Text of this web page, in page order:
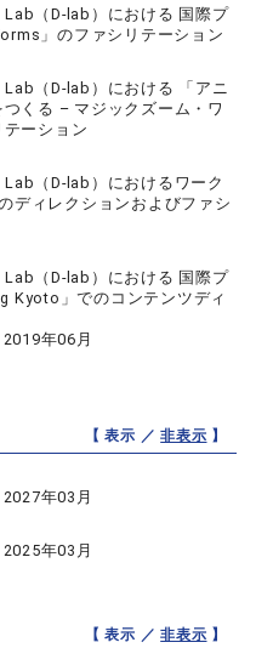
Lab（D-lab）における 国際プ
」のファシリテーション
Lab（D-lab）における 「アニ
くる – マジックズーム・ワ
ーション
Lab（D-lab）におけるワーク
ディレクションおよびファシ
Lab（D-lab）における 国際プ
Kyoto」でのコンテンツディ
年06月
【 表示 ／非表示 】
年03月
年03月
【 表示 ／非表示 】